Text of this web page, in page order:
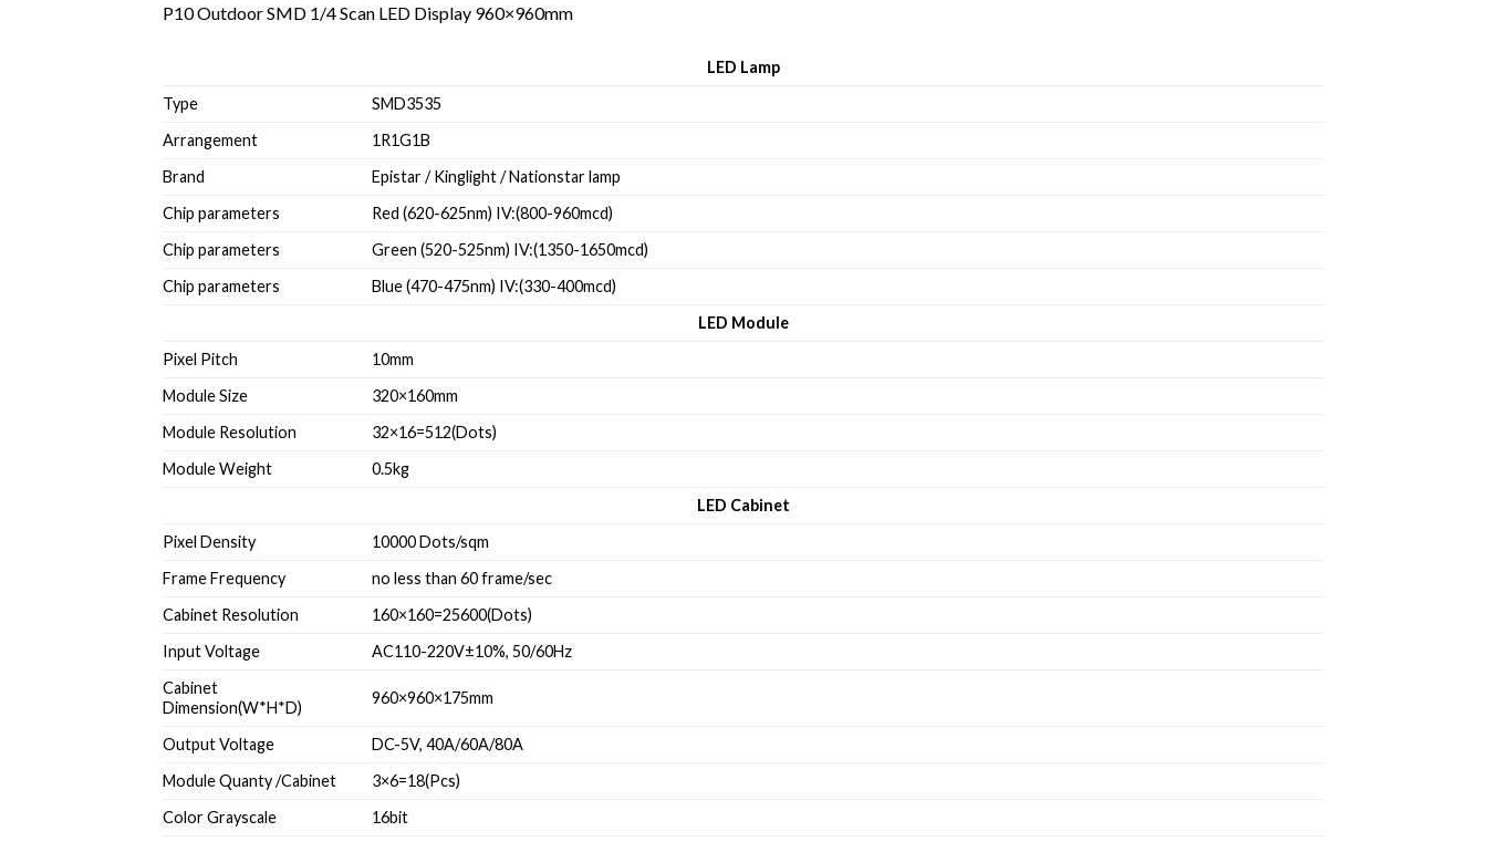
P10 Outdoor SMD 1/4 Scan LED Display 960×960mm
LED Lamp
Type
SMD3535
Arrangement
1R1G1B
Brand
Epistar / Kinglight / Nationstar lamp
Chip parameters
Red (620-625nm) IV:(800-960mcd)
Chip parameters
Green (520-525nm) IV:(1350-1650mcd)
Chip parameters
Blue (470-475nm) IV:(330-400mcd)
LED Module
Pixel Pitch
10mm
Module Size
320×160mm
Module Resolution
32×16=512(Dots)
Module Weight
0.5kg
LED Cabinet
Pixel Density
10000 Dots/sqm
Frame Frequency
no less than 60 frame/sec
Cabinet Resolution
160×160=25600(Dots)
Input Voltage
AC110-220V±10%, 50/60Hz
Cabinet
Dimension(W*H*D)
960×960×175mm
Output Voltage
DC-5V, 40A/60A/80A
Module Quanty /Cabinet
3×6=18(Pcs)
Color Grayscale
16bit